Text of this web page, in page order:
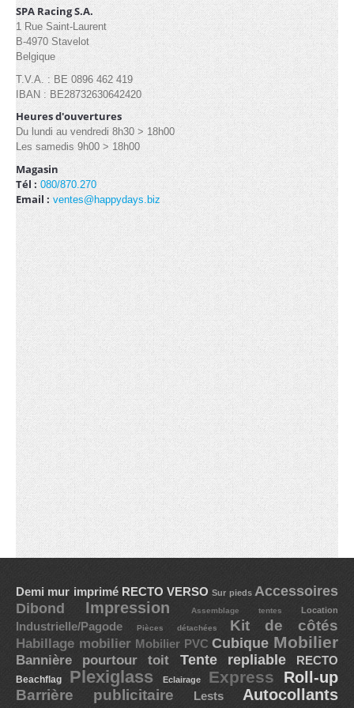
Industrielle/Pagode (13)
CONTACT
SPA Racing S.A.
1 Rue Saint-Laurent
B-4970 Stavelot
Belgique
T.V.A. : BE 0896 462 419
IBAN : BE28732630642420
Heures d'ouvertures
Du lundi au vendredi 8h30 > 18h00
Les samedis 9h00 > 18h00
Magasin
Tél : 080/870.270
Email : ventes@happydays.biz
Demi mur imprimé RECTO VERSOSur pieds Accessoires
Dibond Impression Assemblage tentes Location
Industrielle/Pagode Pièces détachées Kit de côtés
Habillage mobilier Mobilier PVCCubique Mobilier
Bannière pourtour toit Tente repliable RECTO
Beachflag Plexiglass Eclairage Express Roll-up
Barrière publicitaire
Lests Autocollants